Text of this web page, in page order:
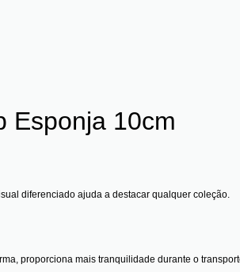
Esponja 10cm
diferenciado ajuda a destacar qualquer coleção.
proporciona mais tranquilidade durante o